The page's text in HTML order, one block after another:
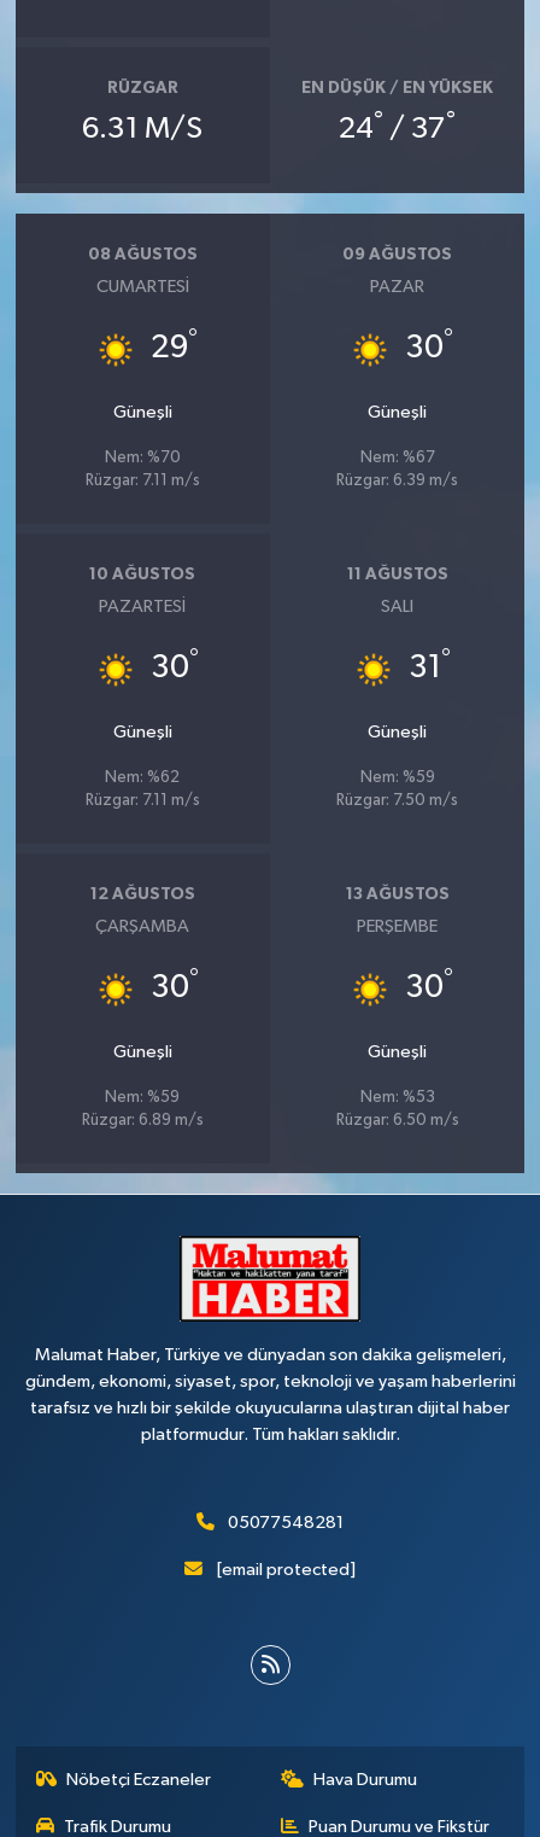
RÜZGAR
6.31 M/S
EN DÜŞÜK / EN YÜKSEK
24° / 37°
08 AĞUSTOS
CUMARTESI
29°
Güneşli
Nem: %70
Rüzgar: 7.11 m/s
09 AĞUSTOS
PAZAR
30°
Güneşli
Nem: %67
Rüzgar: 6.39 m/s
10 AĞUSTOS
PAZARTESI
30°
Güneşli
Nem: %62
Rüzgar: 7.11 m/s
11 AĞUSTOS
SALI
31 °
Güneşli
Nem: %59
Rüzgar: 7.50 m/s
12 AĞUSTOS
ÇARŞAMBA
30°
Güneşli
Nem: %59
Rüzgar: 6.89 m/s
13 AĞUSTOS
PERŞEMBE
30°
Güneşli
Nem: %53
Rüzgar: 6.50 m/s
Malumat Haber, Türkiye ve dünyadan son dakika gelişmeleri,
gündem, ekonomi, siyaset, spor, teknoloji ve yaşam haberlerini
tarafsız ve hızlı bir şekilde okuyucularına ulaştıran dijital haber
platformudur. Tüm hakları saklıdır.
05077548281
[email protected]
Nöbetçi Eczaneler Hava Durumu
Trafik Durumu Puan Durumu ve Fikstür